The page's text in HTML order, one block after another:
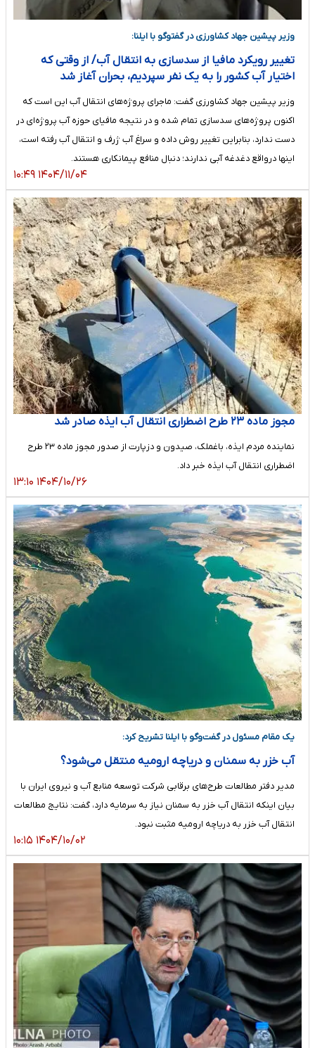
وزیر پیشین جهاد کشاورزی در گفتوگو با ایلنا:
تغییر رویکرد مافیا از سدسازی به انتقال آب/ از وقتی که
اختیار آب کشور را به یک نفر سپردیم، بحران آغاز شد
وزیر پیشین جهاد کشاورزی گفت: ماجرای پروژه‌های انتقال آب این است که
اکنون پروژه‌های سدسازی تمام شده و در نتیجه مافیای حوزه آب پروژه‌ای در
دست ندارد، بنابراین تغییر روش داده و سراغ آب ژرف و انتقال آب رفته است،
اینها درواقع دغدغه آبی ندارند؛ دنبال منافع پیمانکاری هستند.
۱۴۰۴/۱۱/۰۴ ۱۰:۴۹
مجوز ماده ۲۳ طرح اضطراری انتقال آب ایذه صادر شد
نماینده مردم ایذه، باغملک، صیدون و دزپارت از صدور مجوز ماده ۲۳ طرح
اضطراری انتقال آب ایذه خبر داد.
۱۴۰۴/۱۰/۲۶ ۱۳:۱۰
یک مقام مسئول در گفت‌وگو با ایلنا تشریح کرد:
آب خزر به سمنان و دریاچه ارومیه منتقل می‌شود؟
مدیر دفتر مطالعات طرح‌های برقابی شرکت توسعه منابع آب و نیروی ایران با
بیان اینکه انتقال آب خزر به سمنان نیاز به سرمایه دارد، گفت: نتایج مطالعات
انتقال آب خزر به دریاچه ارومیه مثبت نبود.
۱۴۰۴/۱۰/۰۲ ۱۰:۱۵